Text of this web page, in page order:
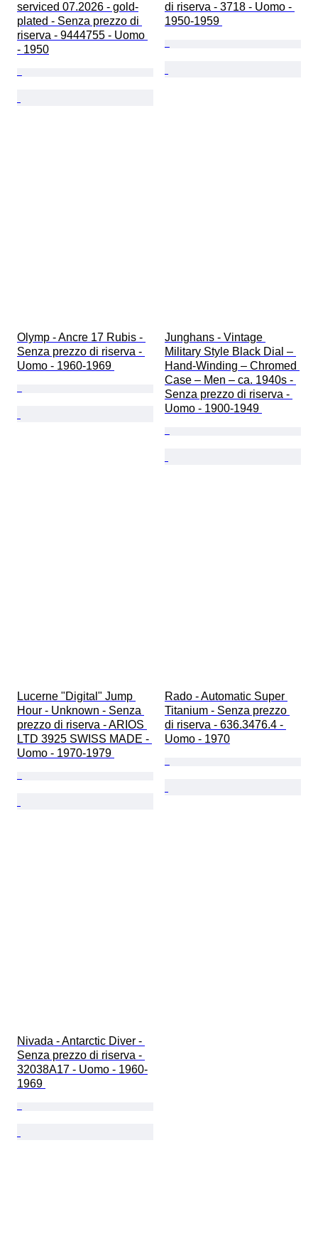
serviced 07.2026 - gold-
plated - Senza prezzo di
riserva - 9444755 - Uomo
- 1950
di riserva - 3718 - Uomo -
1950-1959
Olymp - Ancre 17 Rubis -
Senza prezzo di riserva -
Uomo - 1960-1969
Junghans - Vintage
Military Style Black Dial –
Hand-Winding – Chromed
Case – Men – ca. 1940s -
Senza prezzo di riserva -
Uomo - 1900-1949
Lucerne "Digital" Jump
Hour - Unknown - Senza
prezzo di riserva - ARIOS
LTD 3925 SWISS MADE -
Uomo - 1970-1979
Rado - Automatic Super
Titanium - Senza prezzo
di riserva - 636.3476.4 -
Uomo - 1970
Nivada - Antarctic Diver -
Senza prezzo di riserva -
32038A17 - Uomo - 1960-
1969